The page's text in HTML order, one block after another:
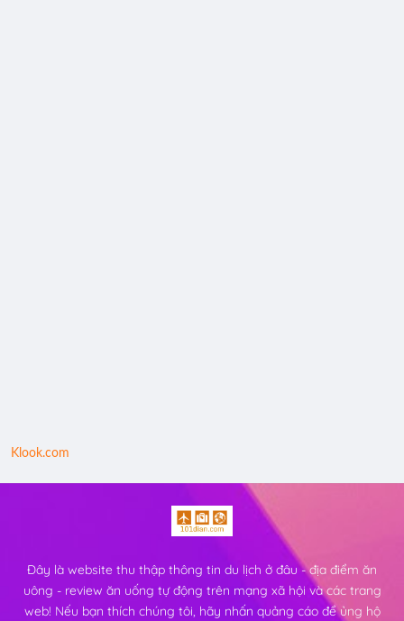
Klook.com
Đây là website thu thập thông tin du lịch ở đâu - địa điểm ăn
uông - review ăn uống tự động trên mạng xã hội và các trang
web! Nếu bạn thích chúng tôi, hãy nhấn quảng cáo để ủng hộ